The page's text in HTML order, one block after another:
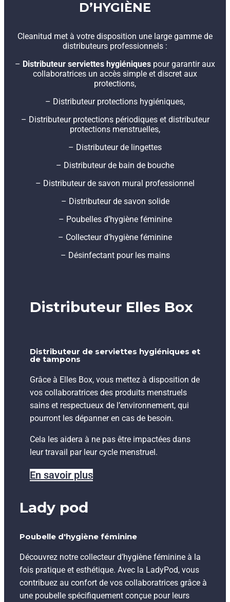
D’HYGIÈNE
Cleanitud met à votre disposition une large gamme de
distributeurs professionnels :
– Distributeur serviettes hygiéniques pour garantir aux
collaboratrices un accès simple et discret aux
protections,
– Distributeur protections hygiéniques,
– Distributeur protections périodiques et distributeur
protections menstruelles,
– Distributeur de lingettes
– Distributeur de bain de bouche
– Distributeur de savon mural professionnel
– Distributeur de savon solide
– Poubelles d’hygiène féminine
– Collecteur d’hygiène féminine
– Désinfectant pour les mains
Distributeur Elles Box
Distributeur de serviettes hygiéniques et
de tampons
Grâce à Elles Box, vous mettez à disposition de
vos collaboratrices des produits menstruels
sains et respectueux de l’environnement, qui
pourront les dépanner en cas de besoin.
Cela les aidera à ne pas être impactées dans
leur travail par leur cycle menstruel.
En savoir plus
Lady pod
Poubelle d'hygiène féminine
Découvrez notre collecteur d’hygiène féminine à la
fois pratique et esthétique. Avec la LadyPod, vous
contribuez au confort de vos collaboratrices grâce à
une poubelle spécifiquement conçue pour leurs